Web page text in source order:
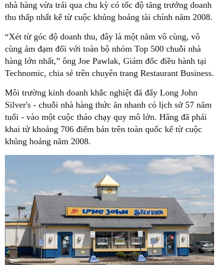
nhà hàng vừa trải qua chu kỳ có tốc độ tăng trưởng doanh
thu thấp nhất kể từ cuộc khủng hoảng tài chính năm 2008.
“Xét từ góc độ doanh thu, đây là một năm vô cùng, vô
cùng ảm đạm đối với toàn bộ nhóm Top 500 chuỗi nhà
hàng lớn nhất,” ông Joe Pawlak, Giám đốc điều hành tại
Technomic, chia sẻ trên chuyên trang Restaurant Business.
Môi trường kinh doanh khắc nghiệt đã đẩy Long John
Silver's - chuỗi nhà hàng thức ăn nhanh có lịch sử 57 năm
tuổi - vào một cuộc tháo chạy quy mô lớn. Hãng đã phải
khai tử khoảng 706 điểm bán trên toàn quốc kể từ cuộc
khủng hoảng năm 2008.